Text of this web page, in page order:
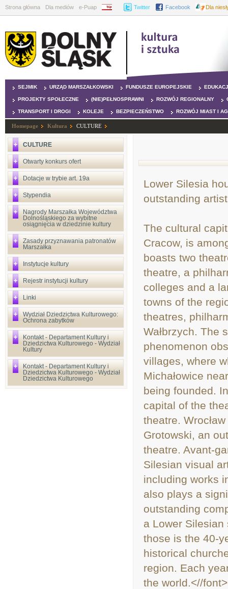
Strona główna Dla mediów e-Puap BIP Twitter Facebook Dla
SEJMIK URZĄD MARSZAŁKOWSKI FUNDUSZE EUROPEJSKIE
PROJEKTY SPOŁECZNE (NIE)PEŁNOSPRAWNI ROZWÓJ REGIONALNY
TRANSPORT I DROGI KOLEJE BEZPIECZEŃSTWO ROZWÓJ MIAST I
Homepage Kultura CULTURE
CULTURE
Otwarty konkurs ofert
Dotacje w trybie art. 19a
Stypendia
Nagrody Marszałka Województwa
Dolnośląskiego za wybitne
osiągnięcia w dziedzinie kultury
Zasady przyznawania patronatów
Marszałka
Instytucje kultury
Rejestr instytucji kultury
Linki
Wydział Dziedzictwa Kulturowego:
Ochrona zabytków
Kontakt - Departament Kultury i
Dziedzictwa Kulturowego - Wydział
Kultury
Kontakt - Departament Kultury i
Dziedzictwa Kulturowego - Wydział
Dziedzictwa Kulturowego
Lower Silesia
outstanding
The cultural
Cracow, is
boasts two
theatre, a
colleges and a
towns of the
theatres,
Wałbrzych. The
phenomenon
villages, where
Michałowice
being founded.
capital of the
theatre.
Grotowski, an
theatre. Avant-
Silesian visual
including works
also plays a
outstanding
a Lower
those is the 40-
historical
region. Each
the world.<//font>